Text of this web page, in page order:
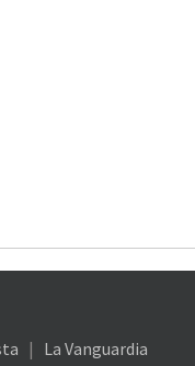
| La Vanguardia